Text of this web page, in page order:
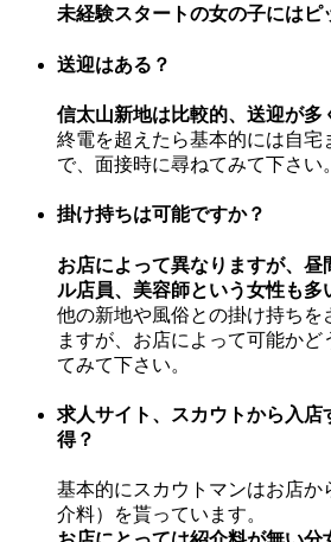
未経験スタートの女の子にはピ
送迎はある？
信太山新地は比較的、送迎が多
終電を超えたら基本的には自宅
で、面接時に尋ねてみて下さい。
掛け持ちは可能ですか？
お店によって異なりますが、
ル店員、美容師という女性も多
他の新地や風俗との掛け持ちを
ますが、お店によって可能かど
てみて下さい。
求人サイト、スカウトから入店
得？
基本的にスカウトマンはお店か
介料）を貰っています。